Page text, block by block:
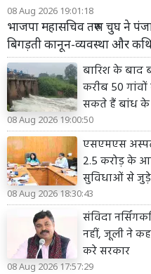
08 Aug 2026 19:01:18
भाजपा महासचिव तरुण चुघ ने
बिगड़ती कानून-व्यवस्था और
बारिश के बाद
करीब 50
सकते हैं बांध
08 Aug 2026 19:00:50
एसएमएस
2.5 करोड़ के
सुविधाओं से जुड़े
08 Aug 2026 18:30:43
संविदा
नहीं, जूली ने
करे सरकार
08 Aug 2026 17:57:29